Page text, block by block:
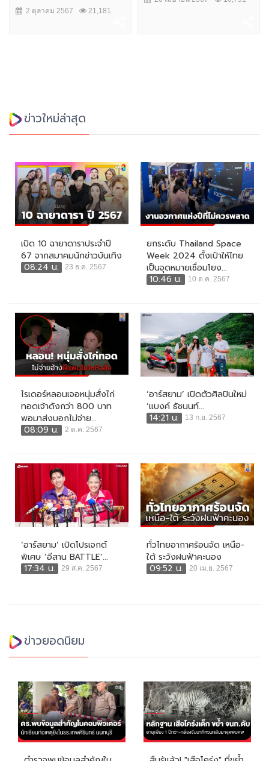
2 ตุลาคม 2567 21,181
ข่าวใหม่ล่าสุด
เปิด 10 ฉายาดาราประจำปี
67 จากสมาคมนักข่าวบันเทิง
08:24 น.
23 ธ.ค. 2567
ยกระดับ Thailand Space
Week 2024 ตั้งเป้าให้ไทย
เป็นจุดหมายเชื่อมโยง...
10:46 น.
10 ต.ค. 2567
ไรเดอร์หลอนเจอหนุ่มสั่งไก่
ทอดเจ้าดังกว่า 800 บาท
พอมาส่งบอกไม่จ่าย...
08:09 น.
2 ต.ค. 2567
‘อาร์สยาม’ เปิดตัวศิลปินใหม่
‘แบงค์ ธัชนนท์...
14:21 น.
13 ก.ย. 2567
‘อาร์สยาม’ เปิดโปรเจกต์
พิเศษ ‘อีสาน BATTLE’...
17:34 น.
29 ส.ค. 2567
ทั่วไทยอากาศร้อนจัด เหนือ-
ใต้ ระวังฝนฟ้าคะนอง
09:52 น.
20 เม.ย. 2567
ข่าวยอดนิยม